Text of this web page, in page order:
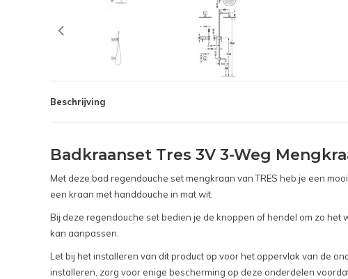
Beschrijving
Badkraanset Tres 3V 3-Weg
Met deze bad regendouche set mengkraan van TRES heb je een
een kraan met handdouche in mat wit.
Bij deze regendouche set bedien je de knoppen of hendel om zo
kan aanpassen.
Let bij het installeren van dit product op voor het oppervlak van de
installeren, zorg voor enige bescherming op deze onderdelen